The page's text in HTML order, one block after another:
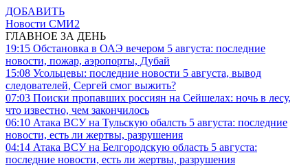
ДОБАВИТЬ
Новости СМИ2
ГЛАВНОЕ ЗА ДЕНЬ
19:15 Обстановка в ОАЭ вечером 5 августа: последние
новости, пожар, аэропорты, Дубай
15:08 Усольцевы: последние новости 5 августа, вывод
следователей, Сергей смог выжить?
07:03 Поиски пропавших россиян на Сейшелах: ночь в лесу,
что известно, чем закончилось
06:10 Атака ВСУ на Тульскую обалсть 5 августа: последние
новости, есть ли жертвы, разрушения
04:14 Атака ВСУ на Белгородскую область 5 августа:
последние новости, есть ли жертвы, разрушения